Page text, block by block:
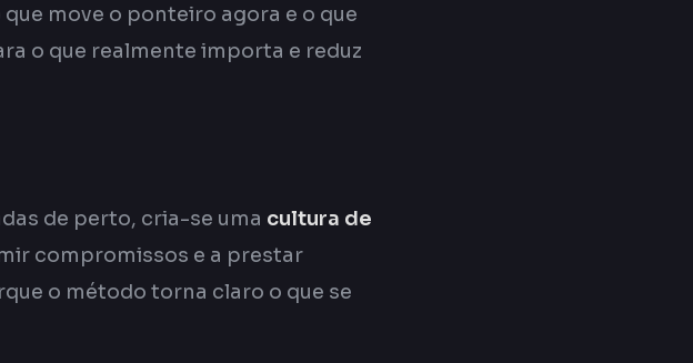
move o ponteiro agora e o que
o que realmente importa e reduz
de perto, cria-se uma cultura de
compromissos e a prestar
o método torna claro o que se